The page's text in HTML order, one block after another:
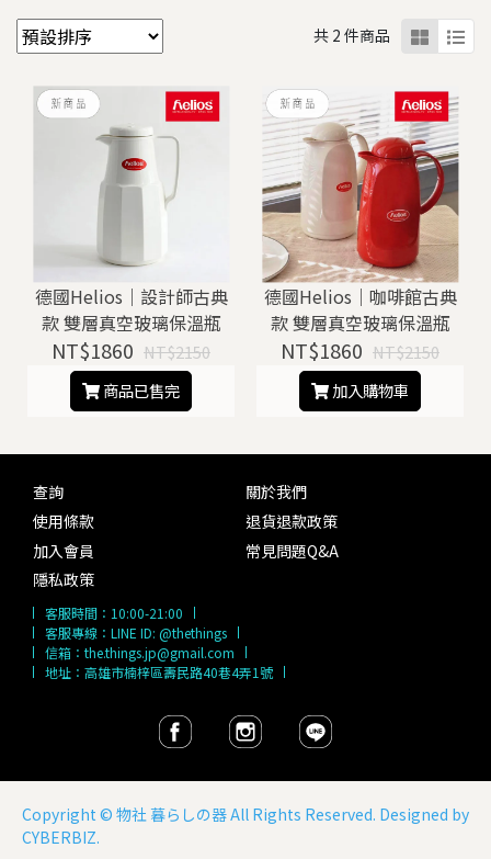
共 2 件商品
德國Helios｜設計師古典
款 雙層真空玻璃保溫瓶
NT$1860 NT$2150
商品已售完
德國Helios｜咖啡館古典
款 雙層真空玻璃保溫瓶
NT$1860 NT$2150
加入購物車
查詢
關於我們
使用條款
退貨退款政策
加入會員
常見問題Q&A
隱私政策
客服時間： 10:00-21:00
客服專線： LINE ID: @thethings
信箱： the.things.jp@gmail.com
地址：高雄市楠梓區壽民路40巷4弄1號
Copyright © 物社 暮らしの器All Rights Reserved. Designed by
CYBERBIZ.